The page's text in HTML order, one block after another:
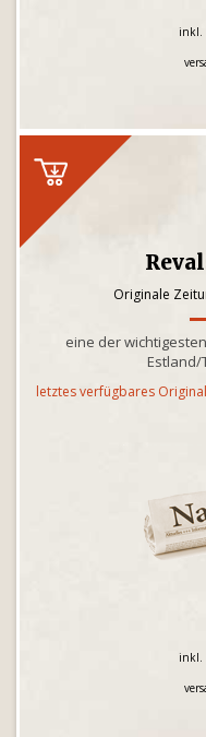
inkl.
Originale
eine der
Estland/
letztes verfügbares
inkl.